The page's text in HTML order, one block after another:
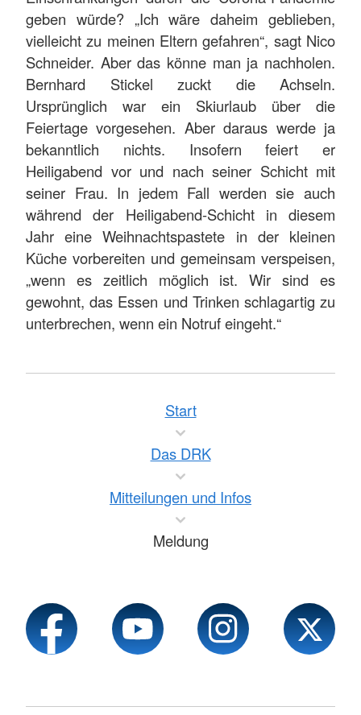
geben würde? „Ich wäre daheim geblieben,
vielleicht zu meinen Eltern gefahren“, sagt Nico
Schneider. Aber das könne man ja nachholen.
Bernhard Stickel zuckt die Achseln.
Ursprünglich war ein Skiurlaub über die
Feiertage vorgesehen. Aber daraus werde ja
bekanntlich nichts. Insofern feiert er
Heiligabend vor und nach seiner Schicht mit
seiner Frau. In jedem Fall werden sie auch
während der Heiligabend-Schicht in diesem
Jahr eine Weihnachtspastete in der kleinen
Küche vorbereiten und gemeinsam verspeisen,
„wenn es zeitlich möglich ist. Wir sind es
gewohnt, das Essen und Trinken schlagartig zu
unterbrechen, wenn ein Notruf eingeht.“
Start
Das DRK
Mitteilungen und Infos
Meldung